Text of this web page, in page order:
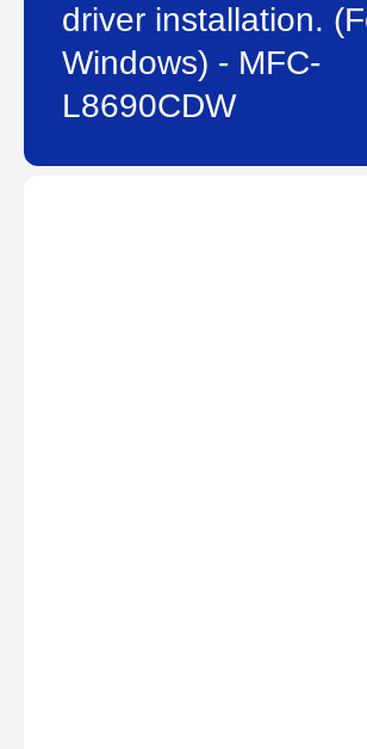
driver installation.
Windows) - MFC-
L8690CDW